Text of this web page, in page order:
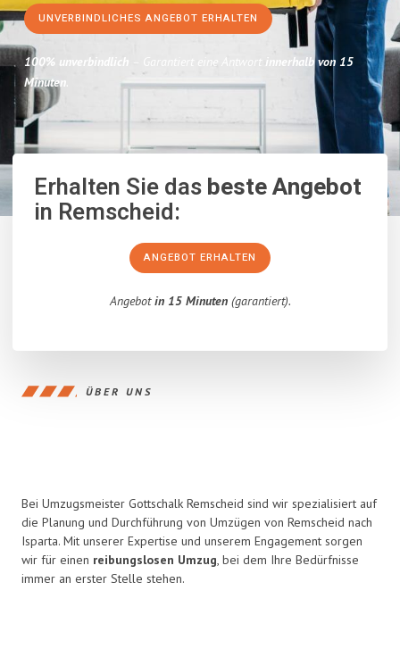
UNVERBINDLICHES ANGEBOT ERHALTEN
100% unverbindlich – Garantiert eine Antwort innerhalb von 15
Minuten.
Erhalten Sie dasbeste Angebot
in Remscheid:
ANGEBOT ERHALTEN
Angebotin 15 Minuten(garantiert).
ÜBER UNS
Bei Umzugsmeister Gottschalk Remscheid sind wir spezialisiert auf
die Planung und Durchführung von Umzügen von Remscheid nach
Isparta. Mit unserer Expertise und unserem Engagement sorgen
wir für einen reibungslosen Umzug, bei dem Ihre Bedürfnisse
immer an erster Stelle stehen.